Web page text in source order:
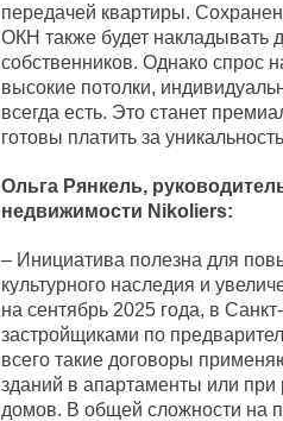
передачей квартиры.
ОКН также будет накладывать
собственников. Однако спрос
высокие потолки,
всегда есть. Это станет
готовы платить за
Ольга Рянкель,
недвижимости Nikoliers:
– Инициатива полезна для
культурного наследия и
на сентябрь 2025 года, в
застройщиками по
всего такие договоры
зданий в апартаменты или при
домов. В общей сложности на